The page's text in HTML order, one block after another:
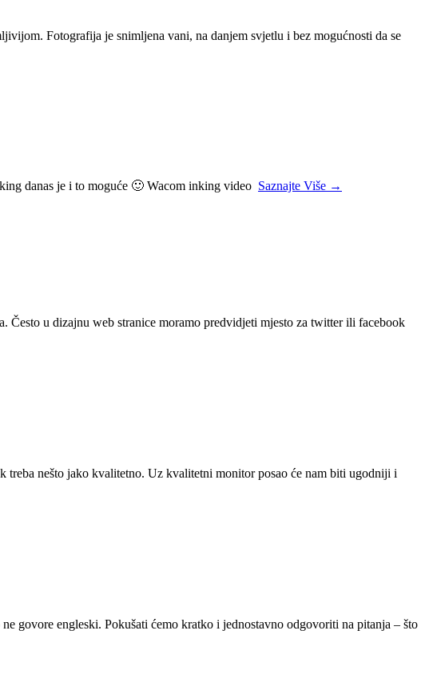
Fotografija je snimljena vani, na danjem svjetlu i bez mogućnosti da se
danas je i to moguće 🙂 Wacom inking video Saznajte Više →
Često u dizajnu web stranice moramo predvidjeti mjesto za twitter ili facebook
nešto jako kvalitetno. Uz kvalitetni monitor posao će nam biti ugodniji i
engleski. Pokušati ćemo kratko i jednostavno odgovoriti na pitanja – što